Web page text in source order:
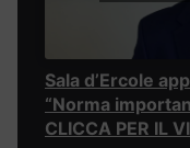
Sala d’Ercole
“Norma
CLICCA PER IL